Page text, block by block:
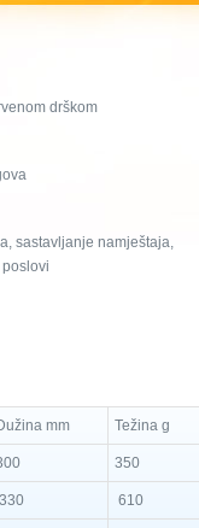
drškom
sastavljanje namještaja,
mm Težina g
350
330 610